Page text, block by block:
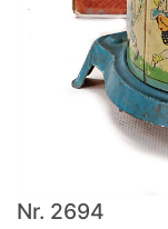
Nr. 2694